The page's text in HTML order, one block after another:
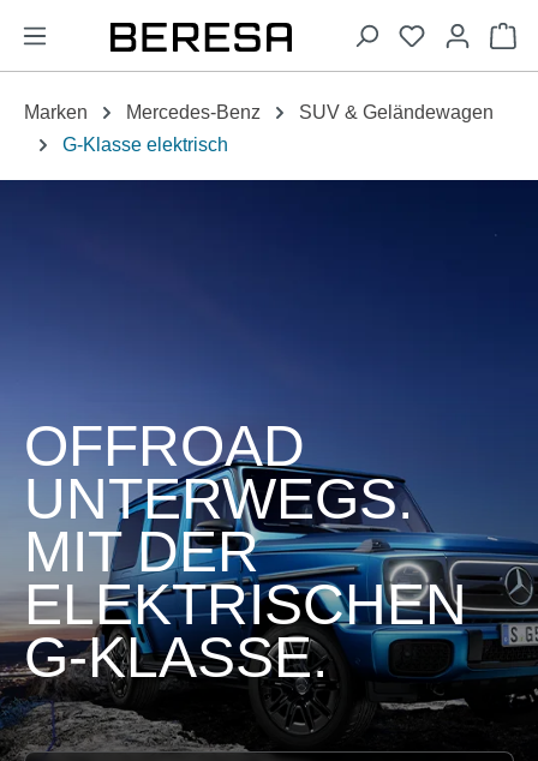
springen
Marken Mercedes-Benz
SUV & Geländewagen
G-Klasse elektrisch
OFFROAD
UNTERWEGS.
MIT DER
ELEKTRISCHEN
G-KLASSE.